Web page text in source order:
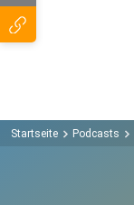
Startseite Podcasts